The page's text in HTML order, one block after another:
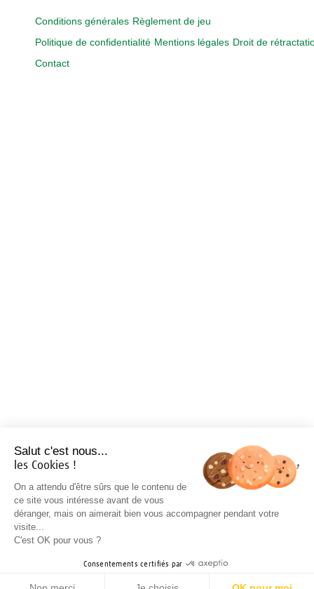
Conditions générales Règlement de jeu
Politique de confidentialité Mentions légales Droit de
Contact
Salut c'est nous...
les Cookies !
On a attendu d'être sûrs que le contenu de
ce site vous intéresse avant de vous
déranger, mais on aimerait bien vous accompagner pendant votre
visite...
C'est OK pour vous ?
Consentements certifiés par